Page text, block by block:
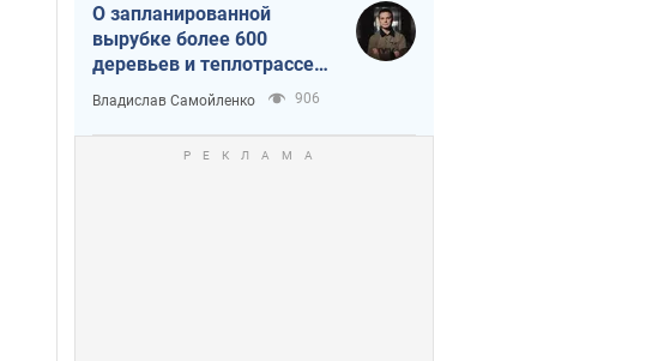
О запланированной
вырубке более 600
деревьев и теплотрассе:
что происходит на
Теремках в Киеве
Владислав Самойленко 906